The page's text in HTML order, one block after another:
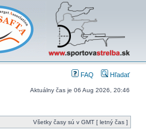
FAQ Hľadať
Aktuálny čas je 06 Aug 2026, 20:46
Všetky časy sú v GMT [ letný čas ]